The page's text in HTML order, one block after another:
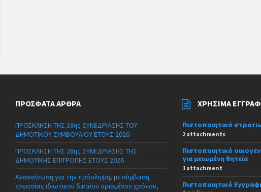
ΠΡΌΣΦΑΤΑ ΆΡΘΡΑ
ΠΡΟΣΚΛΗΣΗ ΤΗΣ 18ης ΣΥΝΕΔΡΙΑΣΗΣ ΤΟΥ
ΔΗΜΟΤΙΚΟΥ ΣΥΜΒΟΥΛΙΟΥ ΕΤΟΥΣ 2026
ΠΡΟΣΚΛΗΣΗ ΤΗΣ 28ης ΣΥΝΕΔΡΙΑΣΗΣ ΤΗΣ
ΔΗΜΟΤΙΚΗΣ ΕΠΙΤΡΟΠΗΣ ΕΤΟΥΣ 2026
Ανακοίνωση για την πρόσληψη, με σύμβαση
εργασίας ιδιωτικού δικαίου ορισμένου χρόνου,
ΧΡΉΣΙΜΑ
Πιστοποιητικό
2 attachments
Πιστοποιητικό
για μειωμένη θητεία
1 attachment
Πιστοποιητικό